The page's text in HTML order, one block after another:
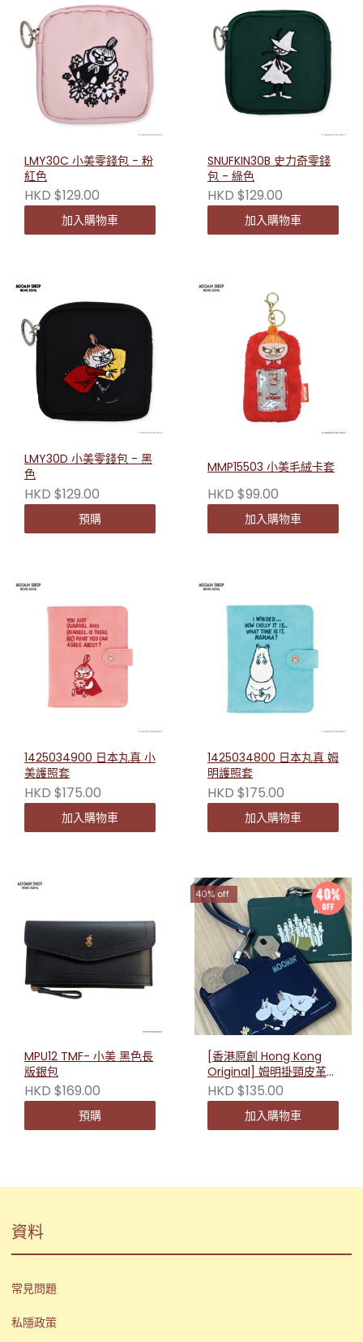
LMY30C 小美零錢包 - 粉
紅色
HKD $129.00
加入購物車
SNUFKIN30B 史力奇零錢
包 - 綠色
HKD $129.00
加入購物車
LMY30D 小美零錢包 - 黑
色
HKD $129.00
預購
MMP15503 小美毛絨卡套
HKD $99.00
加入購物車
1425034900 日本丸真 小
美護照套
HKD $175.00
加入購物車
1425034800 日本丸真 姆
明護照套
HKD $175.00
加入購物車
MPU12 TMF- 小美 黑色長
版銀包
HKD $169.00
預購
40% off
[香港原創 Hong Kong
Original] 姆明掛頸皮革卡
套
HKD $135.00
加入購物車
資料
常見問題
私隱政策